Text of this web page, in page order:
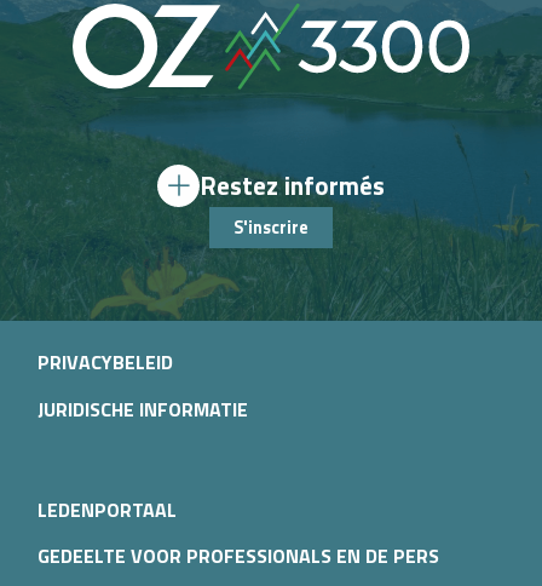
Restez informés
S'inscrire
PRIVACYBELEID
JURIDISCHE INFORMATIE
LEDENPORTAAL
GEDEELTE VOOR PROFESSIONALS EN DE PERS